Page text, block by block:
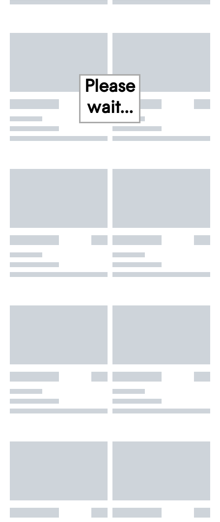
Please
wait...